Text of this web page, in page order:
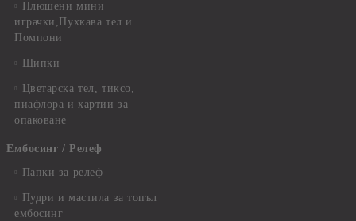
Плюшени мини
играчки,Пухкава тел и
Помпони
Щипки
Цветарска тел, тиксо,
пиафлора и хартии за
опаковане
Ембосинг / Релеф
Папки за релеф
Пудри и мастила за топъл
ембосинг